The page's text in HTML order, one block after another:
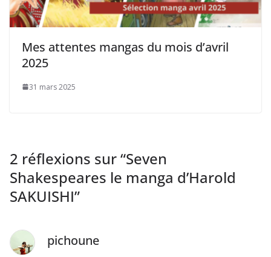
Mes attentes mangas du mois d’avril
2025
31 mars 2025
2 réflexions sur “Seven
Shakespeares le manga d’Harold
SAKUISHI”
pichoune